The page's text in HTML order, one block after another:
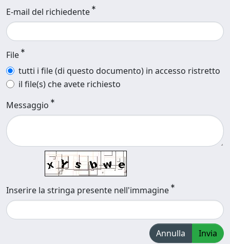
E-mail del richiedente
File
tutti i file (di questo documento) in accesso ristretto
il file(s) che avete richiesto
Messaggio
Inserire la stringa presente nell'immagine
Annulla Invia